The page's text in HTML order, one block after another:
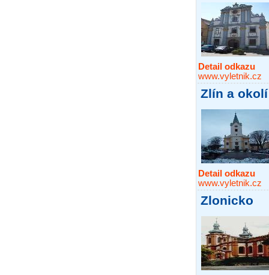
Detail odkazu
www.vyletnik.cz
Zlín a okolí
Detail odkazu
www.vyletnik.cz
Zlonicko